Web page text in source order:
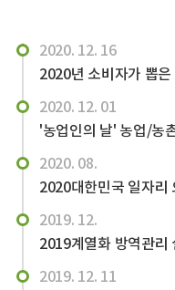
2020. 12. 16
2020년 소비자가 뽑
2020. 12. 01
'농업인의 날' 농업/농
2020. 08.
2020대한민국 일자리
2019. 12.
2019계열화 방역관리
2019. 12. 11